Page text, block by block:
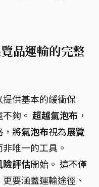
品運輸的完整
供基本的緩衝保
夠。 超越氣泡布 ，
，將氣泡布視為展覽
唯一的工具。
險評估開始。 這不僅
要涵蓋運輸途徑、